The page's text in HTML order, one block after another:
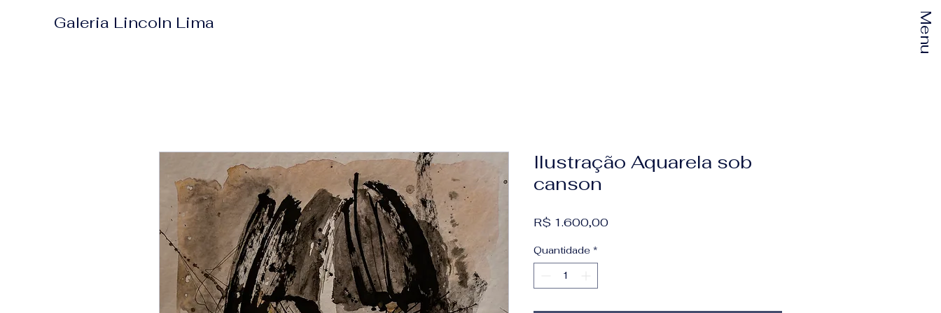
Galeria Lincoln Lima Menu
Ilustração Aquarela sob
canson
R$ 1.600,00Preço
Quantidade *